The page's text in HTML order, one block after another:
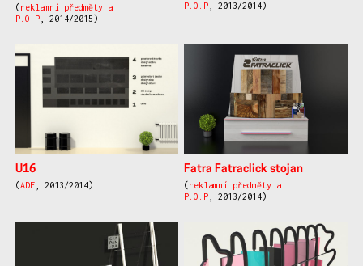
( reklamní předměty a
P.O.P, 2014/2015)
P.O.P , 2013/2014)
U16
(ADE, 2013/2014)
Fatra Fatraclick stojan
(reklamní předměty a
P.O.P , 2013/2014)